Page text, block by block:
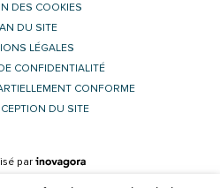
DES COOKIES
DU SITE
LÉGALES
CONFIDENTIALITÉ
CONFORME
DU SITE
par Inovagora (ouverture dans un nouvel